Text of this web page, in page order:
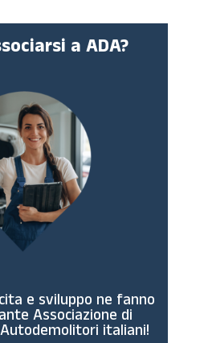
a ADA?
e sviluppo ne fanno
Associazione di
italiani!